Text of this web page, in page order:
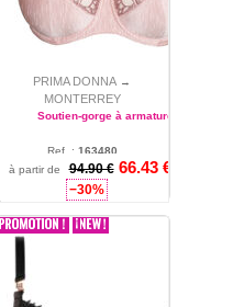
PRIMA DONNA →
MONTERREY
Soutien-gorge à armatures
Ref. : 163480
85 - 90 - 95 - 100 - 105 -
110 - 115 - 120 - 125 - 130
à partir de 94.90 € 66.43 €
−30%